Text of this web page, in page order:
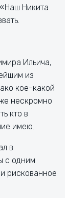
Никита
Ильича,
из
кое-какой
нескромно
кто в
имею.
в
с одним
рискованное